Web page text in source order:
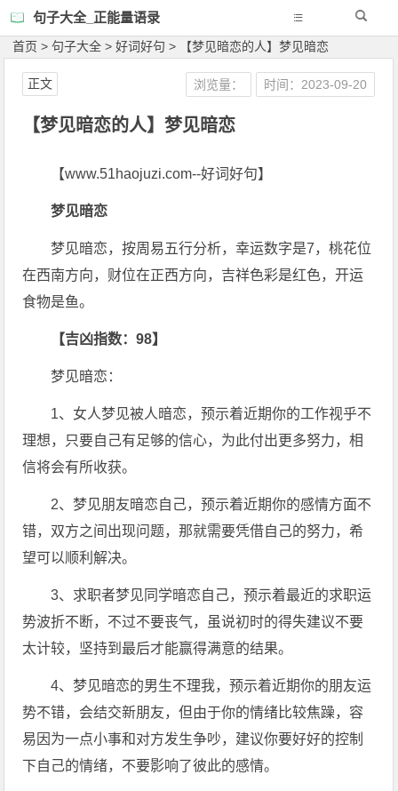
句子大全_正能量语录
首页 >句子大全 >好词好句 > 【梦见暗恋的人】梦见暗恋
【梦见暗恋的人】梦见暗恋
浏览量： 时间：2023-09-20
正文
【www.51haojuzi.com--好词好句】
梦见暗恋
梦见暗恋，按周易五行分析，幸运数字是7，桃花位
在西南方向，财位在正西方向，吉祥色彩是红色，开运
食物是鱼。
【吉凶指数：98】
梦见暗恋：
1、女人梦见被人暗恋，预示着近期你的工作视乎不
理想，只要自己有足够的信心，为此付出更多努力，相
信将会有所收获。
2、梦见朋友暗恋自己，预示着近期你的感情方面不
错，双方之间出现问题，那就需要凭借自己的努力，希
望可以顺利解决。
3、求职者梦见同学暗恋自己，预示着最近的求职运
势波折不断，不过不要丧气，虽说初时的得失建议不要
太计较，坚持到最后才能赢得满意的结果。
4、梦见暗恋的男生不理我，预示着近期你的朋友运
势不错，会结交新朋友，但由于你的情绪比较焦躁，容
易因为一点小事和对方发生争吵，建议你要好好的控制
下自己的情绪，不要影响了彼此的感情。